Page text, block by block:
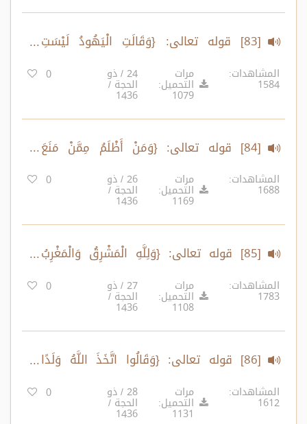
[83] قوله تعالى: {وَقَالَتِ الْيَهُودُ لَيْسَتِ
النَّصَارَى عَلَى شَيْءٍ..}
المشاهدات:
1584
مرات
التحميل:
1079
24 / ذو
الحجة /
1436
0
[84] قوله تعالى: {وَمَنْ أَظْلَمُ مِمَّنْ مَنَعَ
مَسَاجِدَ اللَّهِ أَنْ يُذْكَرَ فِيهَا اسْمُهُ..}
المشاهدات:
1688
مرات
التحميل:
1169
26 / ذو
الحجة /
1436
0
[85] قوله تعالى: {وَلِلَّهِ الْمَشْرِقُ وَالْمَغْرِبُ
فَأَيْنَمَا تُوَلُّوا فَثَمَّ وَجْهُ اللَّهِ..}
المشاهدات:
1783
مرات
التحميل:
1108
27 / ذو
الحجة /
1436
0
[86] قوله تعالى: {وَقَالُوا اتَّخَذَ اللَّهُ وَلَدًا
سُبْحَانَهُ بَلْ لَهُ مَا فِي السَّمَاوَاتِ وَالْأَرْضِ..}
المشاهدات:
1612
مرات
التحميل:
1131
28 / ذو
الحجة /
1436
0